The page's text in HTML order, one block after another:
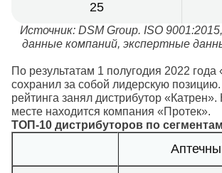
25
Источник: DSM Group. ISO
данные компаний, экспертные
По результатам 1 полугодия 2022 года
сохранил за собой лидерскую
рейтинга занял дистрибутор «Катрен».
месте находится компания «Протек».
ТОП-10 дистрибуторов по сегментам